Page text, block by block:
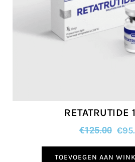
RETATRUTIDE
€125.00 €
TOEVOEGEN AAN